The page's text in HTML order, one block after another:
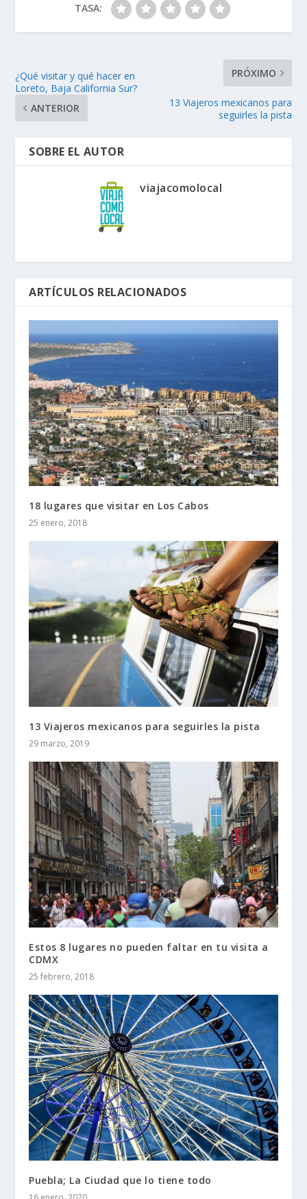
TASA:
¿Qué visitar y qué hacer en
Loreto, Baja California Sur?
ANTERIOR
PRÓXIMO
13 Viajeros mexicanos para
seguirles la pista
SOBRE EL AUTOR
viajacomolocal
ARTÍCULOS RELACIONADOS
18 lugares que visitar en Los Cabos
25 enero, 2018
13 Viajeros mexicanos para seguirles la pista
29 marzo, 2019
Estos 8 lugares no pueden faltar en tu visita a
CDMX
25 febrero, 2018
Puebla; La Ciudad que lo tiene todo